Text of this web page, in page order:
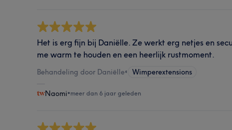
Het is erg fijn bij Daniëlle. Ze werkt erg netjes en
me warm te houden en een heerlijk rustmoment.
Behandeling door Daniëlle• Wimperextensions
Naomi•meer dan 6 jaar geleden